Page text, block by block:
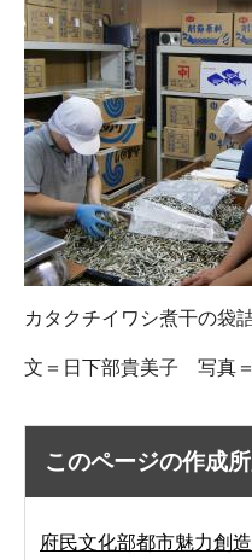
カタクチイワシ煮干の袋
文＝日下部貴美子 写真
このページの作成
府民文化部都市魅力創